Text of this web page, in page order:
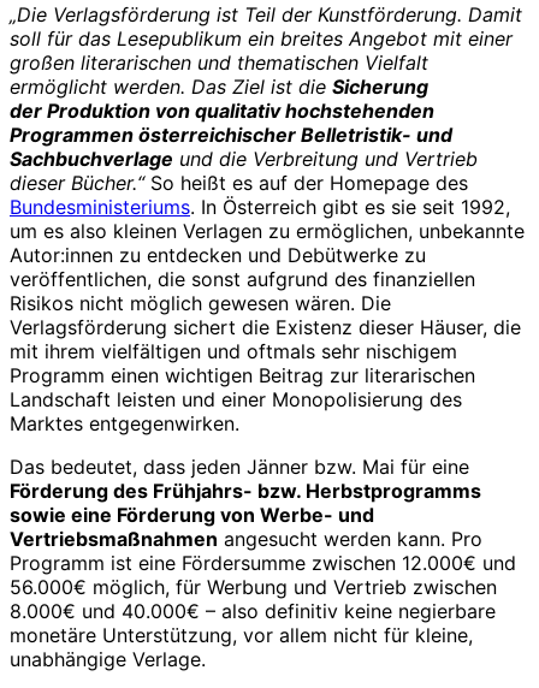
„Die Verlagsförderung ist Teil der Kunstförderung. Damit
soll für das Lesepublikum ein breites Angebot mit einer
großen literarischen und thematischen Vielfalt
ermöglicht werden. Das Ziel ist die Sicherung
der Produktion von qualitativ hochstehenden
Programmen österreichischer Belletristik- und
Sachbuchverlage und die Verbreitung und Vertrieb
dieser Bücher.“So heißt es auf der Homepage des
Bundesministeriums. In Österreich gibt es sie seit 1992,
um es also kleinen Verlagen zu ermöglichen, unbekannte
Autor:innen zu entdecken und Debütwerke zu
veröffentlichen, die sonst aufgrund des finanziellen
Risikos nicht möglich gewesen wären. Die
Verlagsförderung sichert die Existenz dieser Häuser, die
mit ihrem vielfältigen und oftmals sehr nischigem
Programm einen wichtigen Beitrag zur literarischen
Landschaft leisten und einer Monopolisierung des
Marktes entgegenwirken.
Das bedeutet, dass jeden Jänner bzw. Mai für eine
Förderung des Frühjahrs- bzw. Herbstprogramms
sowie eine Förderung von Werbe- und
Vertriebsmaßnahmen angesucht werden kann. Pro
Programm ist eine Fördersumme zwischen 12.000€ und
56.000€ möglich, für Werbung und Vertrieb zwischen
8.000€ und 40.000€ – also definitiv keine negierbare
monetäre Unterstützung, vor allem nicht für kleine,
unabhängige Verlage.